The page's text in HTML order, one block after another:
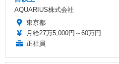
AQUARIUS株式会社
東京都
月給27万5,000円～60万円
正社員